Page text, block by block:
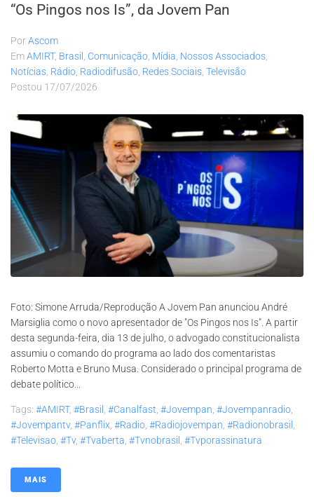
“Os Pingos nos Is”, da Jovem Pan
PorAscom
EmAMIRT, Brasil Comunicação Mídia Nossos Associados
Notícias Rádio Radiodifusão Redes Sociais Televisão
Postou 17/07/2026
Foto: Simone Arruda/Reprodução A Jovem Pan anunciou André
Marsiglia como o novo apresentador de "Os Pingos nos Is". A partir
desta segunda-feira, dia 13 de julho, o advogado constitucionalista
assumiu o comando do programa ao lado dos comentaristas
Roberto Motta e Bruno Musa. Considerado o principal programa de
debate político...
Tags: #AMIRT, #brasil #canalfast #jovempan #jovempanradio
#jovempantv, #panflix #radio #radiojovempan #radionobrasil
#televisao #tv, #tvaberta #tvnobrasil #tvporassinatura
MAIS